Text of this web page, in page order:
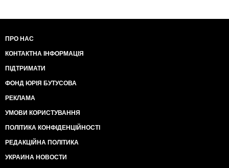
ПРО НАС
КОНТАКТНА ІНФОРМАЦІЯ
ПІДТРИМАТИ
ФОНД ЮРІЯ БУТУСОВА
РЕКЛАМА
УМОВИ КОРИСТУВАННЯ
ПОЛІТИКА КОНФІДЕНЦІЙНОСТІ
РЕДАКЦІЙНА ПОЛІТИКА
УКРАИНА НОВОСТИ